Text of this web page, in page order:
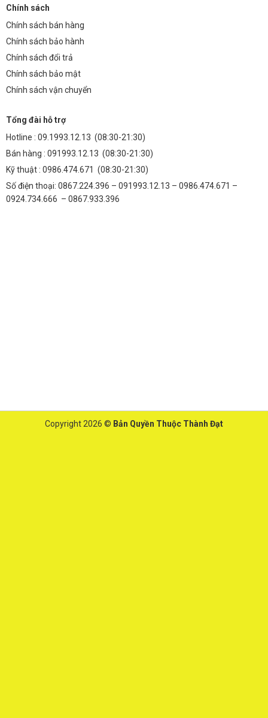
Chính sách
Chính sách bán hàng
Chính sách bảo hành
Chính sách đổi trả
Chính sách bảo mật
Chính sách vận chuyển
Tổng đài hỗ trợ
Hotline : 09.1993.12.13 (08:30-21:30)
Bán hàng : 091993.12.13 (08:30-21:30)
Kỹ thuật : 0986.474.671 (08:30-21:30)
Số điện thoại: 0867.224.396 – 091993.12.13 – 0986.474.671 –
0924.734.666 – 0867.933.396
Copyright 2026 © Bản Quyền Thuộc Thành Đạt